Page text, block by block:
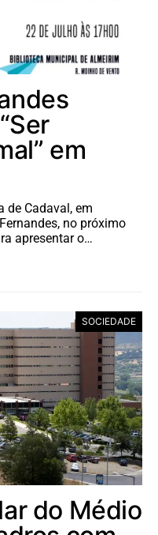
em
de Cadaval, em
no próximo
apresentar o…
SOCIEDADE
do Médio